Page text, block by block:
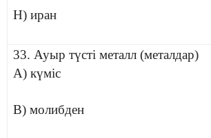
H) иран
33. Ауыр түсті металл (металдар)
A) күміс
B) молибден